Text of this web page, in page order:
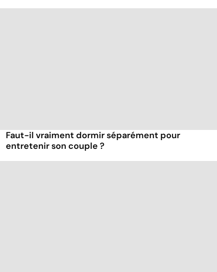
Faut-il vraiment dormir séparément pour
entretenir son couple ?